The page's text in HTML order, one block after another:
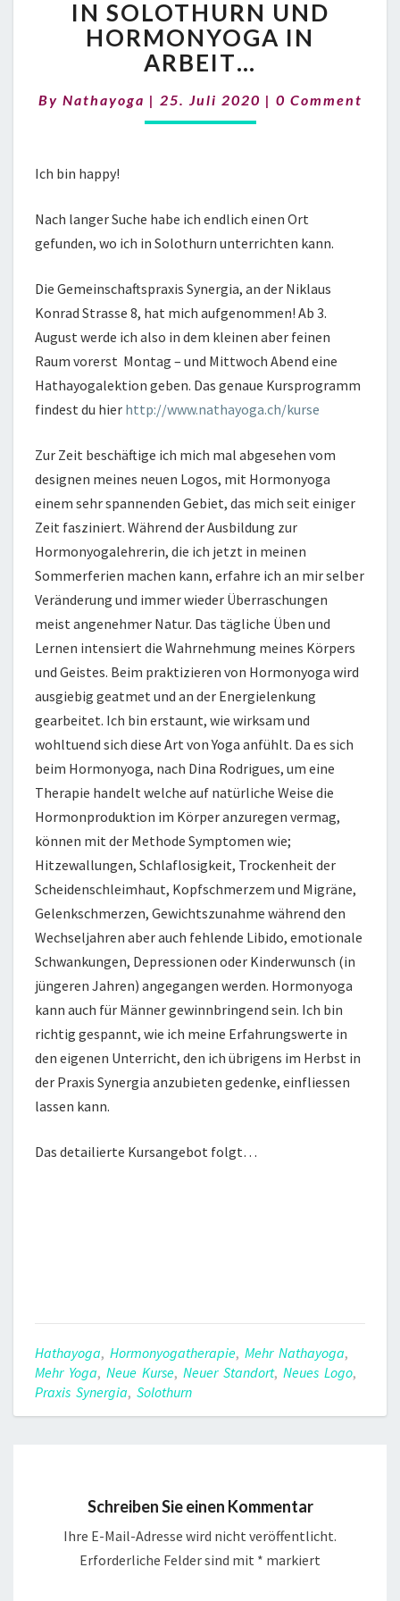
NATHAYOGA
IN
SOLOTHURN
UND
IN
ARBEIT…
IN SOLOTHURN UND
HORMONYOGA IN
ARBEIT…
By Nathayoga | 25. Juli 2020 | Comments
0 Comment
Ich bin happy!
Nach langer Suche habe ich endlich einen Ort
gefunden, wo ich in Solothurn unterrichten kann.
Die Gemeinschaftspraxis Synergia, an der Niklaus
Konrad Strasse 8, hat mich aufgenommen! Ab 3.
August werde ich also in dem kleinen aber feinen
Raum vorerst Montag – und Mittwoch Abend eine
Hathayogalektion geben. Das genaue Kursprogramm
findest du hier http://www.nathayoga.ch/kurse
Zur Zeit beschäftige ich mich mal abgesehen vom
designen meines neuen Logos, mit Hormonyoga
einem sehr spannenden Gebiet, das mich seit einiger
Zeit fasziniert. Während der Ausbildung zur
Hormonyogalehrerin, die ich jetzt in meinen
Sommerferien machen kann, erfahre ich an mir selber
Veränderung und immer wieder Überraschungen
meist angenehmer Natur. Das tägliche Üben und
Lernen intensiert die Wahrnehmung meines Körpers
und Geistes. Beim praktizieren von Hormonyoga wird
ausgiebig geatmet und an der Energielenkung
gearbeitet. Ich bin erstaunt, wie wirksam und
wohltuend sich diese Art von Yoga anfühlt. Da es sich
beim Hormonyoga, nach Dina Rodrigues, um eine
Therapie handelt welche auf natürliche Weise die
Hormonproduktion im Körper anzuregen vermag,
können mit der Methode Symptomen wie;
Hitzewallungen, Schlaflosigkeit, Trockenheit der
Scheidenschleimhaut, Kopfschmerzem und Migräne,
Gelenkschmerzen, Gewichtszunahme während den
Wechseljahren aber auch fehlende Libido, emotionale
Schwankungen, Depressionen oder Kinderwunsch (in
jüngeren Jahren) angegangen werden. Hormonyoga
kann auch für Männer gewinnbringend sein. Ich bin
richtig gespannt, wie ich meine Erfahrungswerte in
den eigenen Unterricht, den ich übrigens im Herbst in
der Praxis Synergia anzubieten gedenke, einfliessen
lassen kann.
Das detailierte Kursangebot folgt…
Hathayoga, Hormonyogatherapie, Mehr Nathayoga,
Mehr Yoga, Neue Kurse, Neuer Standort, Neues Logo,
Praxis Synergia, Solothurn
Schreiben Sie einen Kommentar
Ihre E-Mail-Adresse wird nicht veröffentlicht.
Erforderliche Felder sind mit * markiert